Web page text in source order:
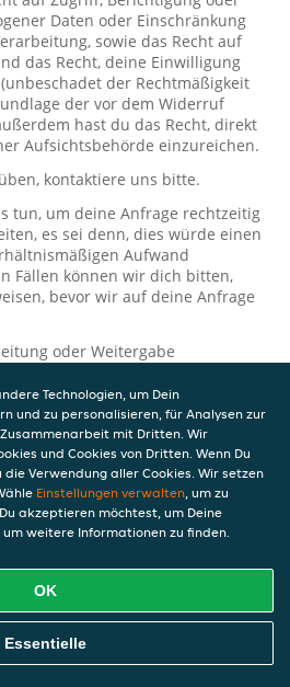
Daten oder Einschränkung
sowie das Recht auf
das Recht, deine Einwilligung
der Rechtmäßigkeit
der vor dem Widerruf
hast du das Recht, direkt
Aufsichtsbehörde einzureichen.
kontaktiere uns bitte.
tun, um deine Anfrage rechtzeitig
es sei denn, dies würde einen
Aufwand
Fällen können wir dich bitten,
bevor wir auf deine Anfrage
oder Weitergabe
dich bitte an die Person, die
gewährt (das kann dein
usw. sein). Dies ist
Person, die dir das Guthaben
für die Verarbeitung
Daten haben.
oder Beschwerden in Bezug auf
Wir würden uns auch über
Verbesserung unserer Erklärung
Technologien, um Dein
und zu personalisieren, für Analysen zur
mit Dritten. Wir
und Cookies von Dritten. Wenn Du
Verwendung aller Cookies. Wir setzen
Einstellungen verwalten, um zu
akzeptieren möchtest, um Deine
weitere Informationen zu finden.
OK
Essentielle